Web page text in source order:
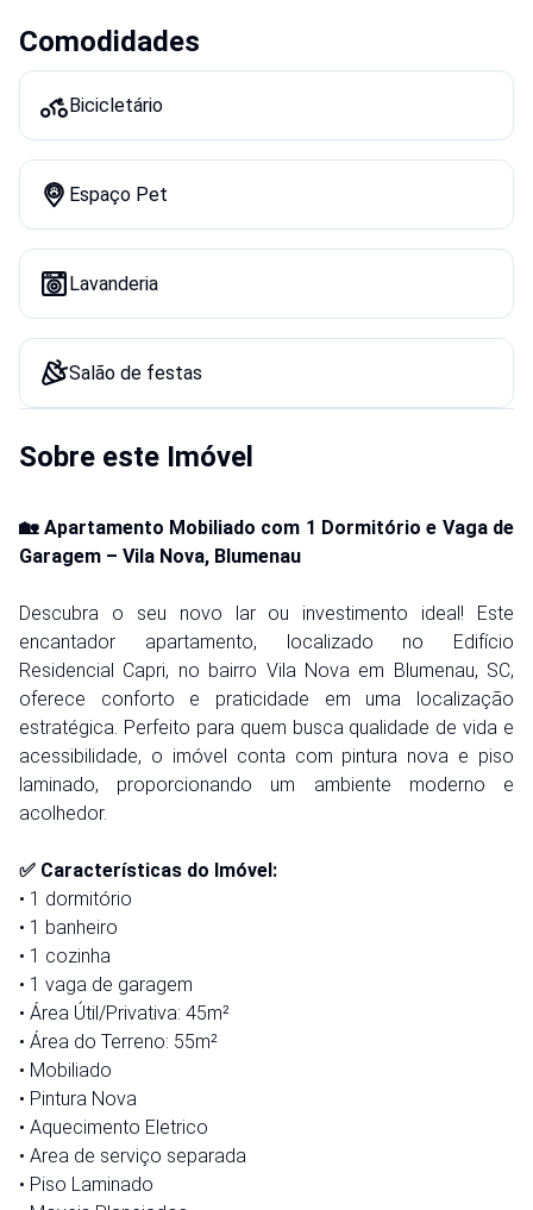
Comodidades
Bicicletário
Espaço Pet
Lavanderia
Salão de festas
Sobre este Imóvel
🏡 Apartamento Mobiliado com 1 Dormitório e Vaga de
Garagem – Vila Nova, Blumenau
Descubra o seu novo lar ou investimento ideal! Este
encantador apartamento, localizado no Edifício
Residencial Capri, no bairro Vila Nova em Blumenau, SC,
oferece conforto e praticidade em uma localização
estratégica. Perfeito para quem busca qualidade de vida e
acessibilidade, o imóvel conta com pintura nova e piso
laminado, proporcionando um ambiente moderno e
acolhedor.
✅ Características do Imóvel:
• 1 dormitório
• 1 banheiro
• 1 cozinha
• 1 vaga de garagem
• Área Útil/Privativa: 45m²
• Área do Terreno: 55m²
• Mobiliado
• Pintura Nova
• Aquecimento Eletrico
• Area de serviço separada
• Piso Laminado